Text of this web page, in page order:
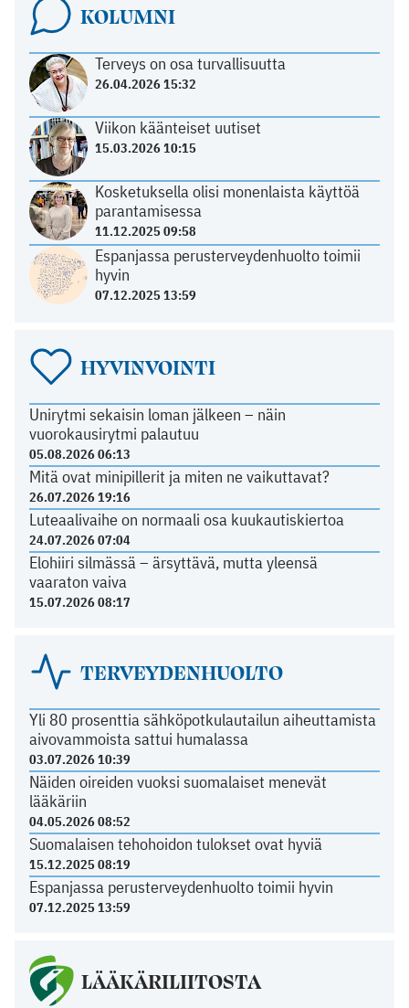
KOLUMNI
Terveys on osa turvallisuutta
26.04.2026 15:32
Viikon käänteiset uutiset
15.03.2026 10:15
Kosketuksella olisi monenlaista käyttöä
parantamisessa
11.12.2025 09:58
Espanjassa perusterveydenhuolto toimii
hyvin
07.12.2025 13:59
HYVINVOINTI
Unirytmi sekaisin loman jälkeen – näin
vuorokausirytmi palautuu
05.08.2026 06:13
Mitä ovat minipillerit ja miten ne vaikuttavat?
26.07.2026 19:16
Luteaalivaihe on normaali osa kuukautiskiertoa
24.07.2026 07:04
Elohiiri silmässä – ärsyttävä, mutta yleensä
vaaraton vaiva
15.07.2026 08:17
TERVEYDENHUOLTO
Yli 80 prosenttia sähköpotkulautailun aiheuttamista
aivovammoista sattui humalassa
03.07.2026 10:39
Näiden oireiden vuoksi suomalaiset menevät
lääkäriin
04.05.2026 08:52
Suomalaisen tehohoidon tulokset ovat hyviä
15.12.2025 08:19
Espanjassa perusterveydenhuolto toimii hyvin
07.12.2025 13:59
LÄÄKÄRILIITOSTA